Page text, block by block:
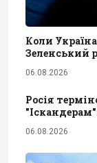
Коли
Зеленський
06.08.2026
Росія
06.08.2026